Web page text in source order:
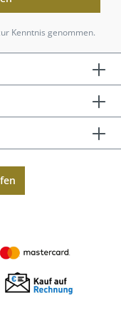
Kenntnis genommen.